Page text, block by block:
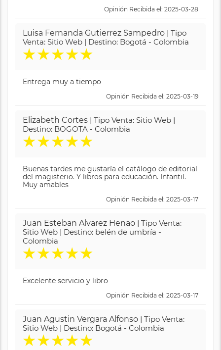
Opinión Recibida el: 2025-03-28
Luisa Fernanda Gutierrez Sampedro | Tipo
Venta: Sitio Web | Destino: Bogotá - Colombia
★★★★★
Entrega muy a tiempo
Opinión Recibida el: 2025-03-19
Elizabeth Cortes | Tipo Venta: Sitio Web |
Destino: BOGOTA - Colombia
★★★★★
Buenas tardes me gustaría el catálogo de editorial
del magisterio. Y libros para educación. Infantil.
Muy amables
Opinión Recibida el: 2025-03-17
Juan Esteban Alvarez Henao | Tipo Venta:
Sitio Web | Destino: belén de umbría -
Colombia
★★★★★
Excelente servicio y libro
Opinión Recibida el: 2025-03-17
Juan Agustin Vergara Alfonso | Tipo Venta:
Sitio Web | Destino: Bogotá - Colombia
★★★★★